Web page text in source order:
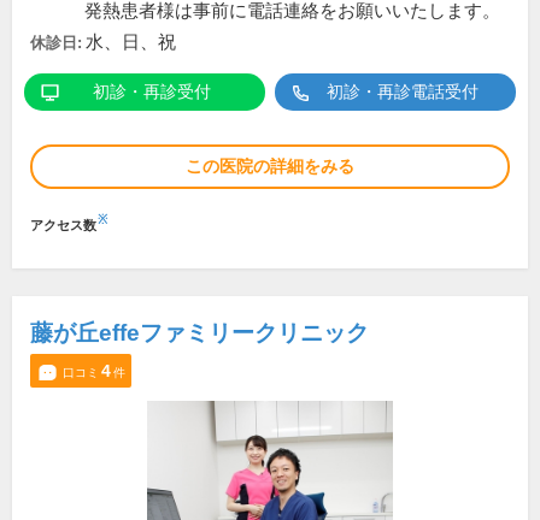
発熱患者様は事前に電話連絡をお願いいたします。
休診日: 水、日、祝
初診・再診受付 初診・再診電話受付
この医院の詳細をみる
アクセス数※
藤が丘effeファミリークリニック
口コミ 4件